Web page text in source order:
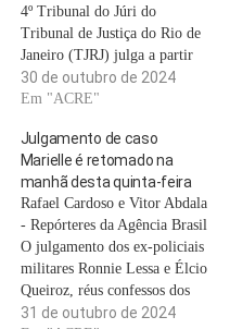
4º Tribunal do Júri do
Tribunal de Justiça do Rio de
Janeiro (TJRJ) julga a partir
desta quarta-feira (30) os ex-
policiais militares Ronnie
acusados de assassinar a
vereadora Marielle Franco e o
motorista Anderson Gomes,
em 14…
30 de outubro de 2024
Em "ACRE"
Julgamento de caso
Marielle é retomado na
manhã desta quinta-feira
Rafael Cardoso e Vitor Abdala
- Repórteres da Agência Brasil
O julgamento dos ex-policiais
militares Ronnie Lessa e Élcio
Queiroz, réus confessos dos
assassinatos da vereadora
31 de outubro de 2024